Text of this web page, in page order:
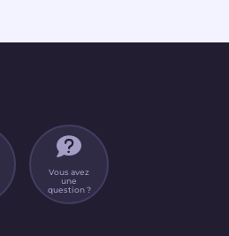
Vous avez
une
question ?